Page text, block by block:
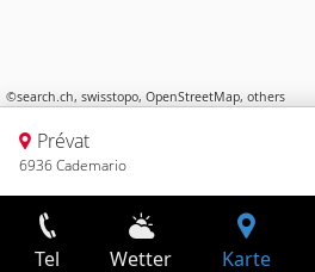
©search.ch, swisstopo, OpenStreetMap, others
Prévat
6936 Cademario
Tel Wetter Karte